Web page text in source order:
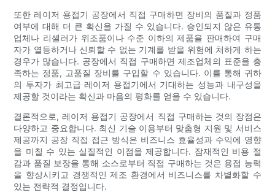
또한 레이저 용접기 공장에서 직접 구매하면 장비의 품질과 정품
여부에 대해 더 큰 확신을 가질 수 있습니다. 승인되지 않은 유통
업체나 리셀러가 위조품이나 수준 이하의 제품을 판매하여 구매
자가 열등하거나 신뢰할 수 없는 기계를 받을 위험에 처하게 하는
경우가 많습니다. 공장에서 직접 구매하면 제조업체의 표준을 충
족하는 정품, 고품질 장비를 구입할 수 있습니다. 이를 통해 귀하
의 투자가 최고급 레이저 용접기에서 기대하는 성능과 내구성을
제공할 것이라는 확신과 마음의 평화를 얻을 수 있습니다.
결론적으로, 레이저 용접기 공장에서 직접 구매하는 것의 장점은
다양하고 중요합니다. 최신 기술 이용부터 맞춤형 지원 및 서비스
제공까지 공장 직접 접근 방식은 비즈니스 효율성과 수익에 영향
을 미칠 수 있는 실질적인 이점을 제공합니다. 잠재적인 비용 절
감과 품질 보장을 통해 소스로부터 직접 구매하는 것은 용접 능력
을 향상시키고 경쟁적인 제조 환경에서 비즈니스를 차별화할 수
있는 전략적 결정입니다.